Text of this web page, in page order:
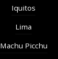
Iquitos
Lima
Machu Picchu